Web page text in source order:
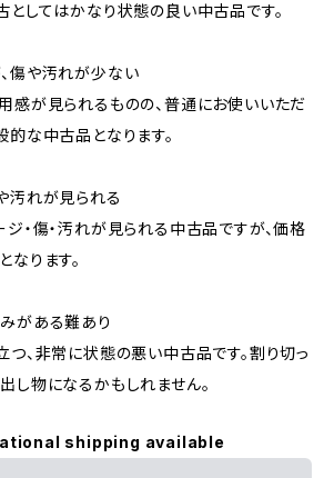
としてはかなり状態の良い中古品です。
傷や汚れが少ない
感が見られるものの、普通にお使いいただ
的な中古品となります。
汚れが見られる
ジ・傷・汚れが見られる中古品ですが、価格
なります。
がある難あり
つ、非常に状態の悪い中古品です。割り切っ
し物になるかもしれません。
shipping available